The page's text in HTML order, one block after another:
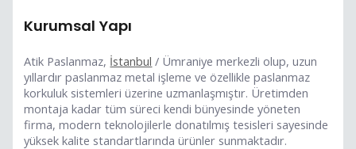
Kurumsal Yapı
Atik Paslanmaz, İstanbul / Ümraniye merkezli olup, uzun
yıllardır paslanmaz metal işleme ve özellikle paslanmaz
korkuluk sistemleri üzerine uzmanlaşmıştır. Üretimden
montaja kadar tüm süreci kendi bünyesinde yöneten
firma, modern teknolojilerle donatılmış tesisleri sayesinde
yüksek kalite standartlarında ürünler sunmaktadır.